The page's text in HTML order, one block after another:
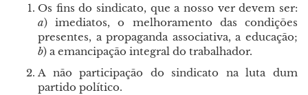
Os fins do sindicato, que a nosso ver devem ser:
a) imediatos, o melhoramento das condições
presentes, a propaganda associativa, a educação;
b) a emancipação integral do trabalhador.
A não participação do sindicato na luta dum
partido político.